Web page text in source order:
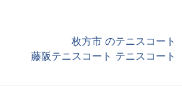
枚方市 のテニスコート
藤阪テニスコート テニスコート